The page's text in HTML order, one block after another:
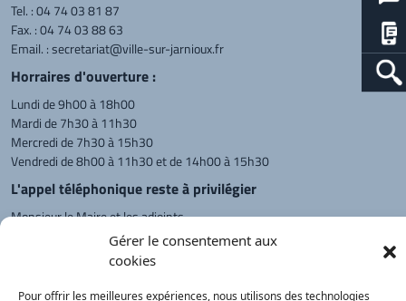
Gérer le consentement aux
cookies
Pour offrir les meilleures expériences, nous utilisons des technologies
Tel. :04 74 03 81 87
Fax. : 04 74 03 88 63
Email. :secretariat@ville-sur-jarnioux.fr
Horraires d'ouverture :
Lundi de 9h00 à 18h00
Mardi de 7h30 à 11h30
Mercredi de 7h30 à 15h30
Vendredi de 8h00 à 11h30 et de 14h00 à 15h30
L'appel téléphonique reste à privilégier
Monsieur le Maire et les adjoints
reçoivent sur rendez-vous.
Retour à l'accueil Actualités PanneauPocket Recherche